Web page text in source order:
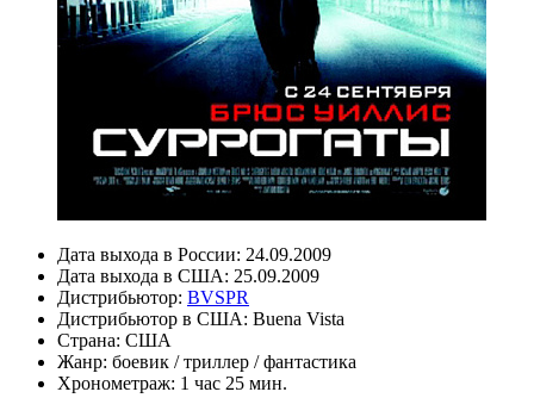
Дата выхода в России: 24.09.2009
Дата выхода в США: 25.09.2009
Дистрибьютор: BVSPR
Дистрибьютор в США: Buena Vista
Страна: США
Жанр: боевик /триллер /фантастика
Хронометраж: 1 час 25 мин.